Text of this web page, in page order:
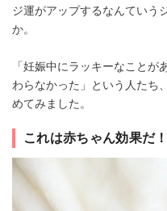
ジ運がアップするなんていう
か。
「妊娠中にラッキーなこと
わらなかった」という人たち
めてみました。
これは赤ちゃん効果だ